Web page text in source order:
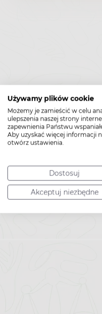
Używamy plików cookie
Możemy je zamieścić w celu
ulepszenia naszej strony
zapewnienia Państwu
Aby uzyskać więcej informacji
otwórz ustawienia.
Dostosuj
Akceptuj niezbędne